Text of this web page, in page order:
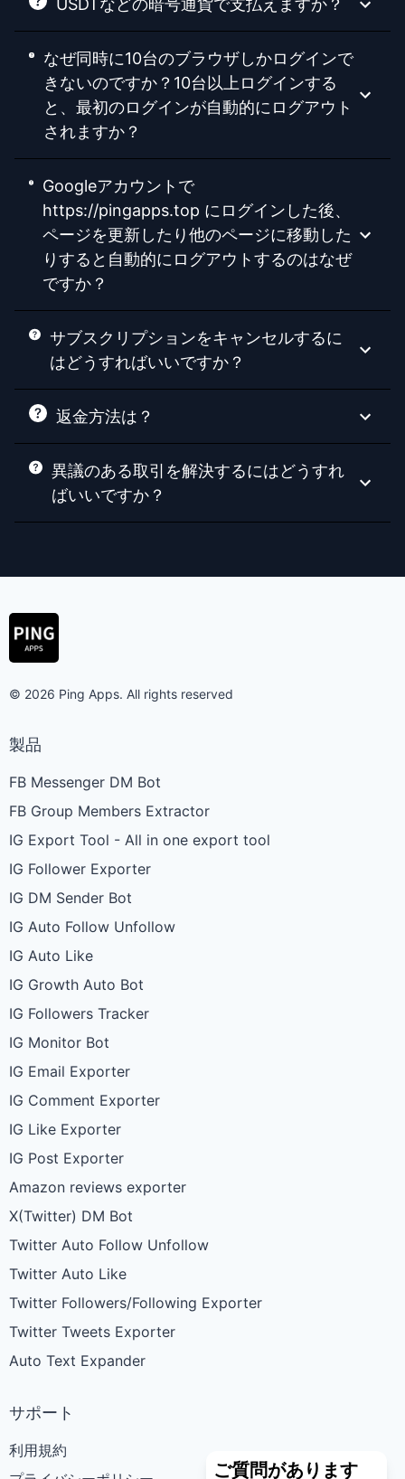
USDTなどの暗号通貨で支払えますか？
なぜ同時に10台のブラウザしかログインで
きないのですか？10台以上ログインする
と、最初のログインが自動的にログアウト
されますか？
Googleアカウントで
https://pingapps.top にログインした後、
ページを更新したり他のページに移動した
りすると自動的にログアウトするのはなぜ
ですか？
サブスクリプションをキャンセルするに
はどうすればいいですか？
返金方法は？
異議のある取引を解決するにはどうすれ
ばいいですか？
© 2026 Ping Apps. All rights reserved
製品
FB Messenger DM Bot
FB Group Members Extractor
IG Export Tool - All in one export tool
IG Follower Exporter
IG DM Sender Bot
IG Auto Follow Unfollow
IG Auto Like
IG Growth Auto Bot
IG Followers Tracker
IG Monitor Bot
IG Email Exporter
IG Comment Exporter
IG Like Exporter
IG Post Exporter
Amazon reviews exporter
X(Twitter) DM Bot
Twitter Auto Follow Unfollow
Twitter Auto Like
Twitter Followers/Following Exporter
Twitter Tweets Exporter
Auto Text Expander
サポート
利用規約
ご質問があります